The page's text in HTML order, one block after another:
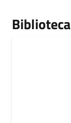
Biblioteca